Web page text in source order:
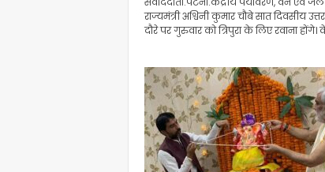
राज्यमंत्री अश्विनी कुमार चौबे सात दिवसीय
दौरे पर गुरुवार को त्रिपुरा के लिए रवाना होंगे।